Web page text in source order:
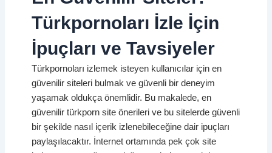
Türkpornoları İzle İçin
İpuçları ve Tavsiyeler
Türkpornoları izlemek isteyen kullanıcılar için en
güvenilir siteleri bulmak ve güvenli bir deneyim
yaşamak oldukça önemlidir. Bu makalede, en
güvenilir türkporn site önerileri ve bu sitelerde güvenli
bir şekilde nasıl içerik izlenebileceğine dair ipuçları
paylaşılacaktır. İnternet ortamında pek çok site